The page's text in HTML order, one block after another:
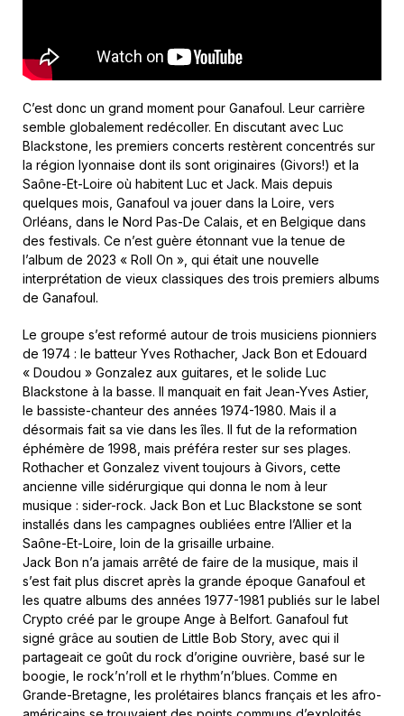
C’est donc un grand moment pour Ganafoul. Leur carrière
semble globalement redécoller. En discutant avec Luc
Blackstone, les premiers concerts restèrent concentrés sur
la région lyonnaise dont ils sont originaires (Givors!) et la
Saône-Et-Loire où habitent Luc et Jack. Mais depuis
quelques mois, Ganafoul va jouer dans la Loire, vers
Orléans, dans le Nord Pas-De Calais, et en Belgique dans
des festivals. Ce n’est guère étonnant vue la tenue de
l’album de 2023 « Roll On », qui était une nouvelle
interprétation de vieux classiques des trois premiers albums
de Ganafoul.
Le groupe s’est reformé autour de trois musiciens pionniers
de 1974 : le batteur Yves Rothacher, Jack Bon et Edouard
« Doudou » Gonzalez aux guitares, et le solide Luc
Blackstone à la basse. Il manquait en fait Jean-Yves Astier,
le bassiste-chanteur des années 1974-1980. Mais il a
désormais fait sa vie dans les îles. Il fut de la reformation
éphémère de 1998, mais préféra rester sur ses plages.
Rothacher et Gonzalez vivent toujours à Givors, cette
ancienne ville sidérurgique qui donna le nom à leur
musique : sider-rock. Jack Bon et Luc Blackstone se sont
installés dans les campagnes oubliées entre l’Allier et la
Saône-Et-Loire, loin de la grisaille urbaine.
Jack Bon n’a jamais arrêté de faire de la musique, mais il
s’est fait plus discret après la grande époque Ganafoul et
les quatre albums des années 1977-1981 publiés sur le label
Crypto créé par le groupe Ange à Belfort. Ganafoul fut
signé grâce au soutien de Little Bob Story, avec qui il
partageait ce goût du rock d’origine ouvrière, basé sur le
boogie, le rock’n’roll et le rhythm’n’blues. Comme en
Grande-Bretagne, les prolétaires blancs français et les afro-